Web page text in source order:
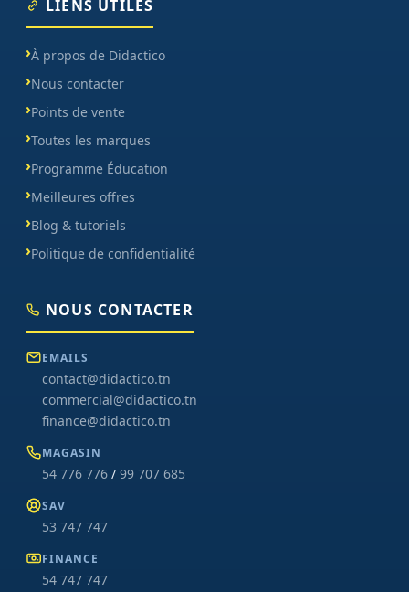
LIENS UTILES
À propos de Didactico
Nous contacter
Points de vente
Toutes les marques
Programme Éducation
Meilleures offres
Blog & tutoriels
Politique de confidentialité
NOUS CONTACTER
EMAILS
contact@didactico.tn
commercial@didactico.tn
finance@didactico.tn
MAGASIN
54 776 776 / 99 707 685
SAV
53 747 747
FINANCE
54 747 747